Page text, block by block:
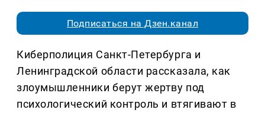
Подписаться на Дзен.канал
Киберполиция Санкт-Петербурга и
Ленинградской области рассказала, как
злоумышленники берут жертву под
психологический контроль и втягивают в